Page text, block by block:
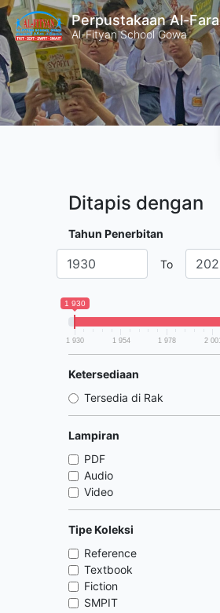
Perpustakaan Al-
Al-Fityan School Gowa
Ditapis dengan
Tahun Penerbitan
To
1 930
1 930 1 954 1 978 2
Ketersediaan
Tersedia di Rak
Lampiran
PDF
Audio
Video
Tipe Koleksi
Reference
Textbook
Fiction
SMPIT